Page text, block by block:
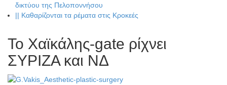
δικτύου της Πελοποννήσου
|| Καθαρίζονται τα ρέματα στις Κροκεές
Το Χαϊκάλης-gate ρίχνει
ΣΥΡΙΖΑ και ΝΔ